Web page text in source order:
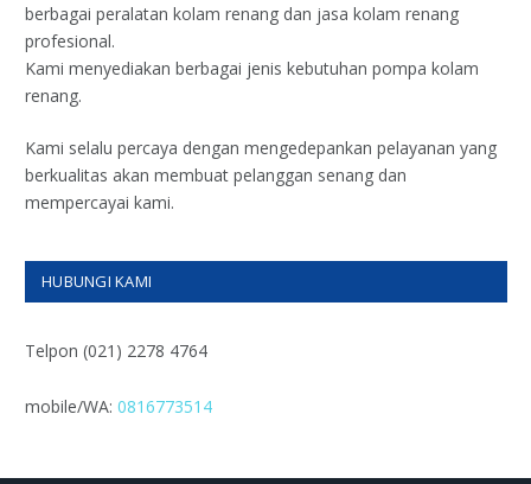
berbagai peralatan kolam renang dan jasa kolam renang
profesional.
Kami menyediakan berbagai jenis kebutuhan pompa kolam
renang.
Kami selalu percaya dengan mengedepankan pelayanan yang
berkualitas akan membuat pelanggan senang dan
mempercayai kami.
HUBUNGI KAMI
Telpon (021) 2278 4764
mobile/WA: 0816773514